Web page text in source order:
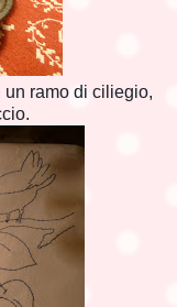
ramo di ciliegio,